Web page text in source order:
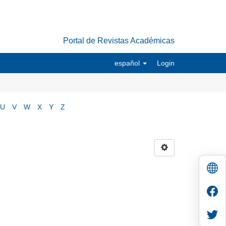
Portal de Revistas Académicas
español Login
U V W X Y Z